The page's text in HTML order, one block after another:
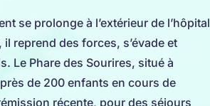
se prolonge à l’extérieur de l’hôpital
il reprend des forces, s’évade et
Le Phare des Sourires, situé à
de 200 enfants en cours de
récente, pour des séjours